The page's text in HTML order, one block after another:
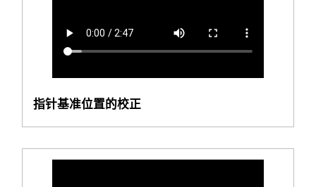
指针基准位置的校正